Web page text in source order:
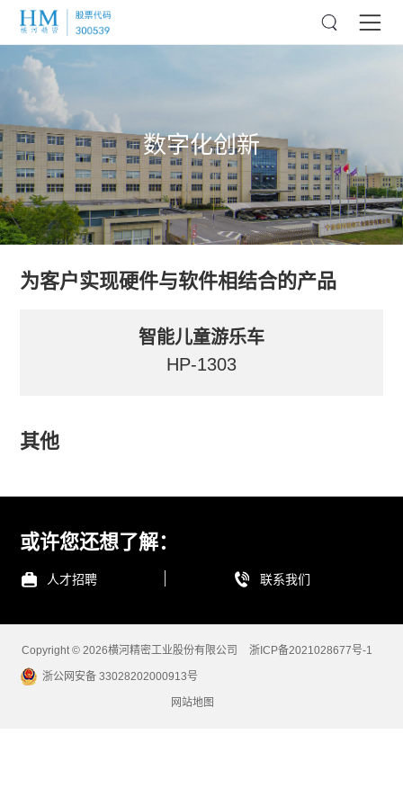
数字化创新
为客户实现硬件与软件相结合的产品
智能儿童游乐车
HP-1303
其他
或许您还想了解：
人才招聘 联系我们
Copyright © 2026横河精密工业股份有限公司 浙ICP备2021028677号-1
浙公网安备 33028202000913号
网站地图